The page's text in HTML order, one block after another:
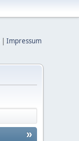
| Impressum
»